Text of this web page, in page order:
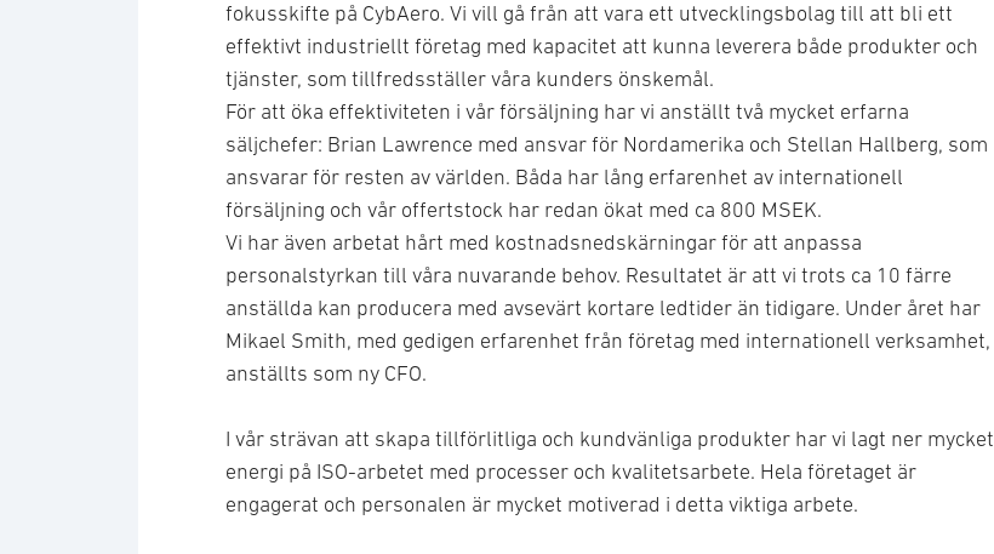
fokusskifte på CybAero. Vi vill gå från att vara ett utvecklingsbolag till att bli ett
effektivt industriellt företag med kapacitet att kunna leverera både produkter och
tjänster, som tillfredsställer våra kunders önskemål.
För att öka effektiviteten i vår försäljning har vi anställt två mycket erfarna
säljchefer: Brian Lawrence med ansvar för Nordamerika och Stellan Hallberg, som
ansvarar för resten av världen. Båda har lång erfarenhet av internationell
försäljning och vår offertstock har redan ökat med ca 800 MSEK.
Vi har även arbetat hårt med kostnadsnedskärningar för att anpassa
personalstyrkan till våra nuvarande behov. Resultatet är att vi trots ca 10 färre
anställda kan producera med avsevärt kortare ledtider än tidigare. Under året har
Mikael Smith, med gedigen erfarenhet från företag med internationell verksamhet,
anställts som ny CFO.
I vår strävan att skapa tillförlitliga och kundvänliga produkter har vi lagt ner mycket
energi på ISO-arbetet med processer och kvalitetsarbete. Hela företaget är
engagerat och personalen är mycket motiverad i detta viktiga arbete.